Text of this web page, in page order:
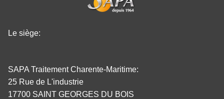
Le siège:
SAPA Traitement Charente-Maritime:
25 Rue de L'industrie
17700 SAINT GEORGES DU BOIS